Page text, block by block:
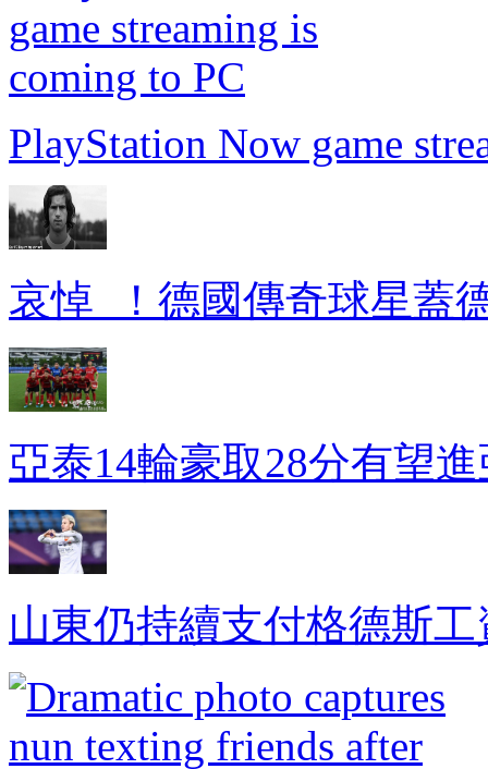
PlayStation Now game
哀悼  ！德國傳奇球星蓋
亞泰14輪豪取28分有望
山東仍持續支付格德斯